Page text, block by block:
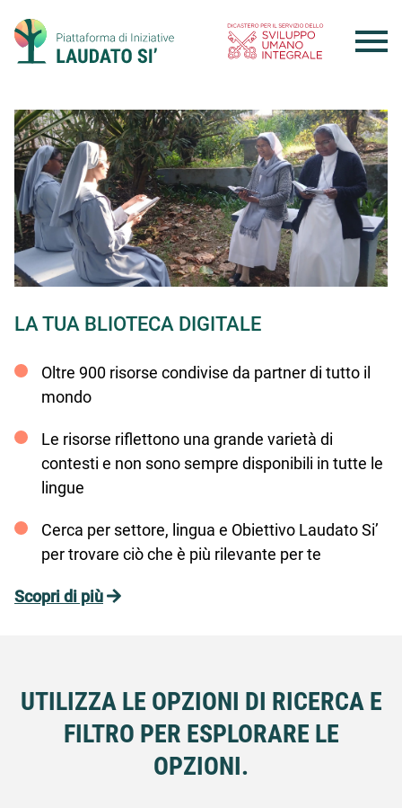
content
LA TUA BLIOTECA DIGITALE
Oltre 900 risorse condivise da partner di tutto il
mondo
Le risorse riflettono una grande varietà di
contesti e non sono sempre disponibili in tutte le
lingue
Cerca per settore, lingua e Obiettivo Laudato Si’
per trovare ciò che è più rilevante per te
Scopri di più
UTILIZZA LE OPZIONI DI RICERCA E
FILTRO PER ESPLORARE LE
OPZIONI.